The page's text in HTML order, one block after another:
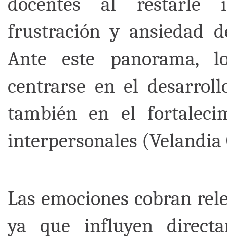
frustración y ansiedad
Ante este panorama,
centrarse en el
también en el
interpersonales (Velandia
Las emociones cobran
ya que influyen